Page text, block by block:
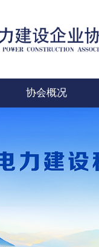
协会概况